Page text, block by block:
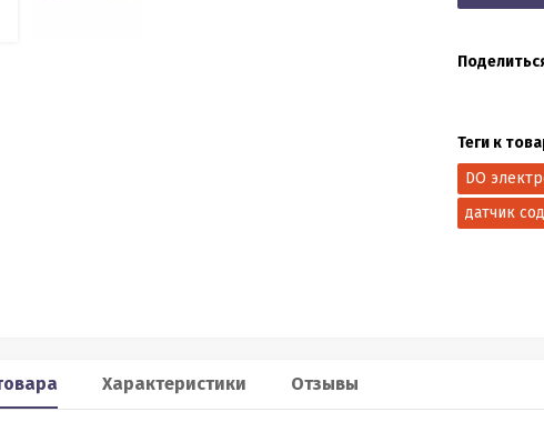
60 – лазерный дальномер, в
Лазерный дальномер CONDTROL XP2 – это
Теги к
DO
датчик
Характеристики Отзывы